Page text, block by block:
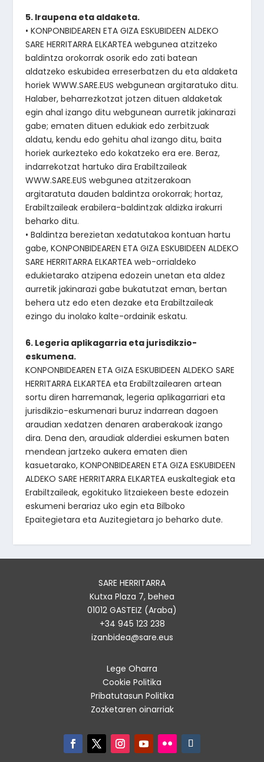
5. Iraupena eta aldaketa.
• KONPONBIDEAREN ETA GIZA ESKUBIDEEN ALDEKO
SARE HERRITARRA ELKARTEA webgunea atzitzeko
baldintza orokorrak osorik edo zati batean
aldatzeko eskubidea erreserbatzen du eta aldaketa
horiek WWW.SARE.EUS webgunean argitaratuko ditu.
Halaber, beharrezkotzat jotzen dituen aldaketak
egin ahal izango ditu webgunean aurretik jakinarazi
gabe; ematen dituen edukiak edo zerbitzuak
aldatu, kendu edo gehitu ahal izango ditu, baita
horiek aurkezteko edo kokatzeko era ere. Beraz,
indarrekotzat hartuko dira Erabiltzaileak
WWW.SARE.EUS webgunea atzitzerakoan
argitaratuta dauden baldintza orokorrak; hortaz,
Erabiltzaileak erabilera-baldintzak aldizka irakurri
beharko ditu.
• Baldintza berezietan xedatutakoa kontuan hartu
gabe, KONPONBIDEAREN ETA GIZA ESKUBIDEEN ALDEKO
SARE HERRITARRA ELKARTEA web-orrialdeko
edukietarako atzipena edozein unetan eta aldez
aurretik jakinarazi gabe bukatutzat eman, bertan
behera utz edo eten dezake eta Erabiltzaileak
ezingo du inolako kalte-ordainik eskatu.
6. Legeria aplikagarria eta jurisdikzio-
eskumena.
KONPONBIDEAREN ETA GIZA ESKUBIDEEN ALDEKO SARE
HERRITARRA ELKARTEA eta Erabiltzailearen artean
sortu diren harremanak, legeria aplikagarriari eta
jurisdikzio-eskumenari buruz indarrean dagoen
araudian xedatzen denaren araberakoak izango
dira. Dena den, araudiak alderdiei eskumen baten
mendean jartzeko aukera ematen dien
kasuetarako, KONPONBIDEAREN ETA GIZA ESKUBIDEEN
ALDEKO SARE HERRITARRA ELKARTEA euskaltegiak eta
Erabiltzaileak, egokituko litzaiekeen beste edozein
eskumeni berariaz uko egin eta Bilboko
Epaitegietara eta Auzitegietara jo beharko dute.
SARE HERRITARRA
Kutxa Plaza 7, behea
01012 GASTEIZ (Araba)
+34 945 123 238
izanbidea@sare.eus
Lege Oharra
Cookie Politika
Pribatutasun Politika
Zozketaren oinarriak